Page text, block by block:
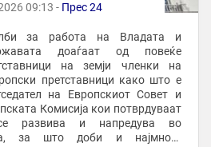
09:13 - Прес 24
за работа на Владата и
доаѓаат од повеќе
на земји членки на
претставници како што е
на Европскиот Совет и
Комисија кои потврдуваат
развива и напредува во
за што доби и најмногу